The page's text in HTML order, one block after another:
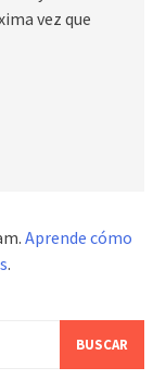
vez que
Aprende cómo
.